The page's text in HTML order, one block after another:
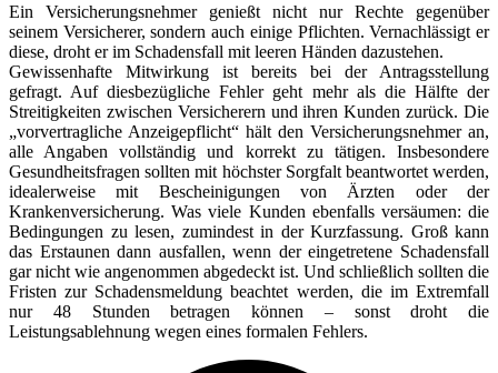
Ein Versicherungsnehmer genießt nicht nur Rechte gegenüber
seinem Versicherer, sondern auch einige Pflichten. Vernachlässigt er
diese, droht er im Schadensfall mit leeren Händen dazustehen.
Gewissenhafte Mitwirkung ist bereits bei der Antragsstellung
gefragt. Auf diesbezügliche Fehler geht mehr als die Hälfte der
Streitigkeiten zwischen Versicherern und ihren Kunden zurück. Die
„vorvertragliche Anzeigepflicht“ hält den Versicherungsnehmer an,
alle Angaben vollständig und korrekt zu tätigen. Insbesondere
Gesundheitsfragen sollten mit höchster Sorgfalt beantwortet werden,
idealerweise mit Bescheinigungen von Ärzten oder der
Krankenversicherung. Was viele Kunden ebenfalls versäumen: die
Bedingungen zu lesen, zumindest in der Kurzfassung. Groß kann
das Erstaunen dann ausfallen, wenn der eingetretene Schadensfall
gar nicht wie angenommen abgedeckt ist. Und schließlich sollten die
Fristen zur Schadensmeldung beachtet werden, die im Extremfall
nur 48 Stunden betragen können – sonst droht die
Leistungsablehnung wegen eines formalen Fehlers.